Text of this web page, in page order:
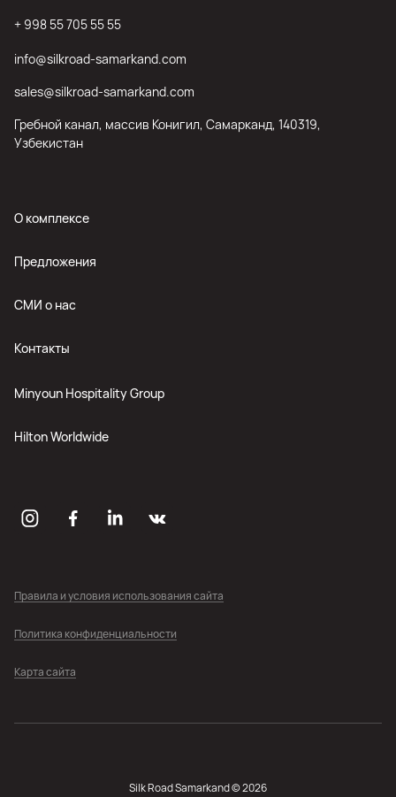
О комплексе
Предложения
СМИ о нас
Контакты
Minyoun Hospitality Group
Hilton Worldwide
+ 998 55 705 55 55
info@silkroad-samarkand.com
sales@silkroad-samarkand.com
Гребной канал, массив Конигил, Самарканд, 140319,
Узбекистан
Правила и условия использования сайта
Политика конфиденциальности
Карта сайта
Silk Road Samarkand © 2026